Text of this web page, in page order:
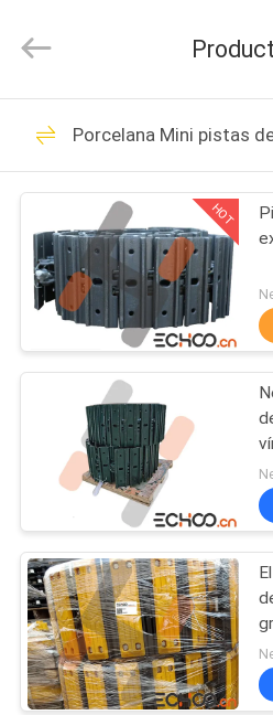
HOGAR
PRODUCTOS
SOBRE
NOSOTROS
VIAJE
FÁBRICA
CONTROL
DE
CALIDAD
NOTICIAS
Corporation.
Mini
excavador
Mini
excavador
Mini pistas
excavador
Porcelana Mini pistas
HOT